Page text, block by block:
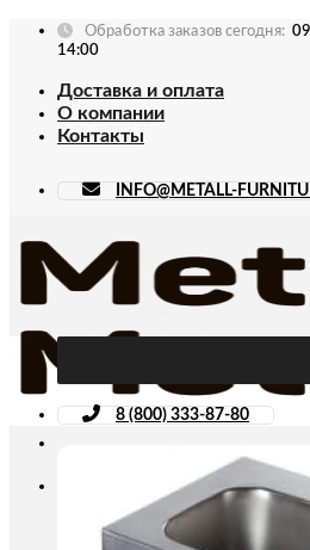
Skip
Обработка заказов сегодня:
14:00
Доставка и оплата
О компании
Контакты
INFO@METALL-
8 (800) 333-87-80